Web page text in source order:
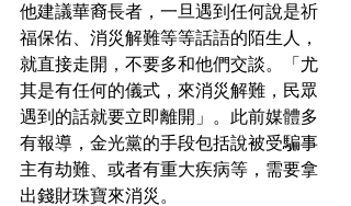
他建議華裔長者，一旦遇到任何說是祈
福保佑、消災解難等等話語的陌生人，
就直接走開，不要多和他們交談。「尤
其是有任何的儀式，來消災解難，民眾
遇到的話就要立即離開」。此前媒體多
有報導，金光黨的手段包括說被受騙事
主有劫難、或者有重大疾病等，需要拿
出錢財珠寶來消災。